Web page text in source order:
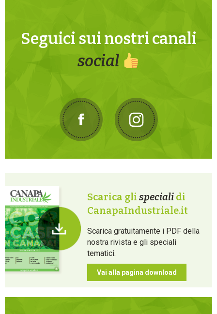
Seguici sui nostri canali
social
Scarica gli speciali di
CanapaIndustriale.it
Scarica gratuitamente i PDF della
nostra rivista e gli speciali
tematici.
Vai alla pagina download